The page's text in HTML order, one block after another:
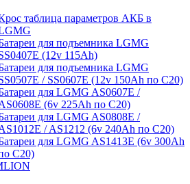
таблица параметров АКБ в
для подъемника LGMG
(12v 115Ah)
для подъемника LGMG
/ SS0607E (12v 150Ah по С20)
для LGMG AS0607E /
(6v 225Ah по С20)
для LGMG AS0808E /
/ AS1212 (6v 240Ah по С20)
для LGMG AS1413E (6v 300Ah
С20)